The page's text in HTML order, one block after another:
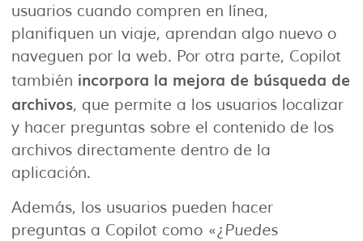
usuarios cuando compren en línea,
planifiquen un viaje, aprendan algo nuevo o
naveguen por la web. Por otra parte, Copilot
también incorpora la mejora de búsqueda de
archivos, que permite a los usuarios localizar
y hacer preguntas sobre el contenido de los
archivos directamente dentro de la
aplicación.
Además, los usuarios pueden hacer
preguntas a Copilot como «¿ Puedes